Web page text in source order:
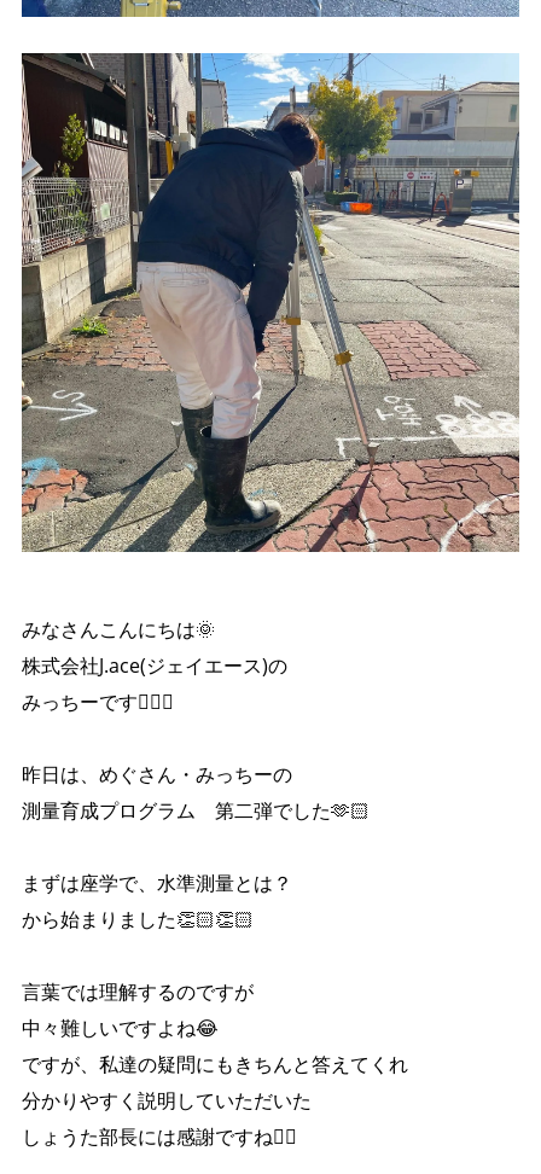
みなさんこんにちは🌞
株式会社J.ace(ジェイエース)の
みっちーです🙋‍♀️✨
昨日は、めぐさん・みっちーの
測量育成プログラム 第二弾でした🫶🏻
まずは座学で、水準測量とは？
から始まりました👏🏻👏🏻
言葉では理解するのですが
中々難しいですよね😂
ですが、私達の疑問にもきちんと答えてくれ
分かりやすく説明していただいた
しょうた部長には感謝ですね❤️‍🔥